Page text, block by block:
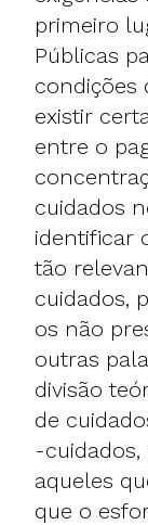
primeiro
Públicas
condições
existir
entre o
cuidados
identificar
tão
cuidados,
os não
outras
divisão
de
-cuidados,
aqueles
que o